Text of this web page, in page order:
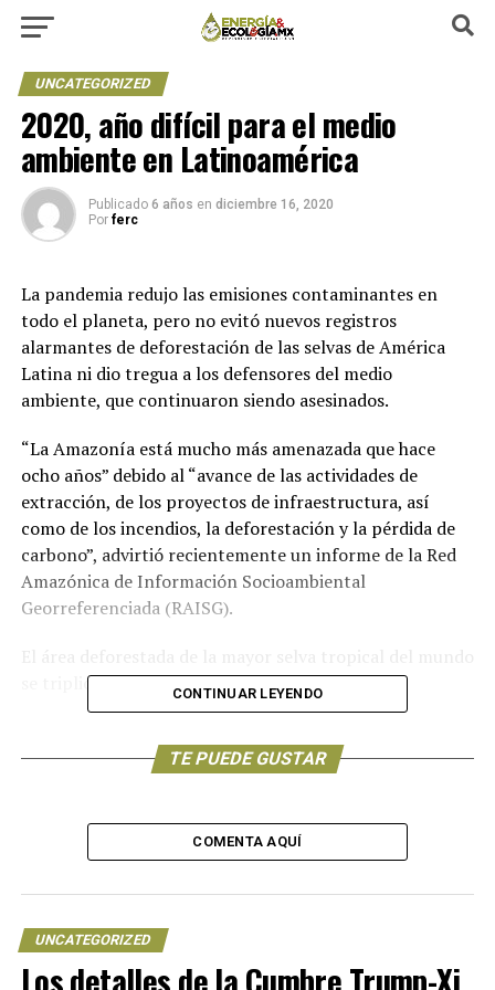
UNCATEGORIZED
2020, año difícil para el medio
ambiente en Latinoamérica
Publicado 6 años en diciembre 16, 2020
Por ferc
La pandemia redujo las emisiones contaminantes en
todo el planeta, pero no evitó nuevos registros
alarmantes de deforestación de las selvas de América
Latina ni dio tregua a los defensores del medio
ambiente, que continuaron siendo asesinados.
“La Amazonía está mucho más amenazada que hace
ocho años” debido al “avance de las actividades de
extracción, de los proyectos de infraestructura, así
como de los incendios, la deforestación y la pérdida de
carbono”, advirtió recientemente un informe de la Red
Amazónica de Información Socioambiental
Georreferenciada (RAISG).
se triplicó entre 2015 y 2018.
julio de 2020, aumentó un 9,5% respecto del mismo
En este período se perdieron 11.088 kilómetros
más de siete veces la superficie de Ciudad de México.
CONTINUAR LEYENDO
TE PUEDE GUSTAR
COMENTA AQUÍ
UNCATEGORIZED
Los detalles de la Cumbre Trump-Xi